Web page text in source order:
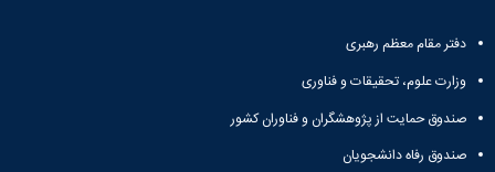
دفتر مقام معظم رهبری
وزارت علوم، تحقیقات و فناوری
صندوق حمایت از پژوهشگران و فناوران کشور
صندوق رفاه دانشجویان